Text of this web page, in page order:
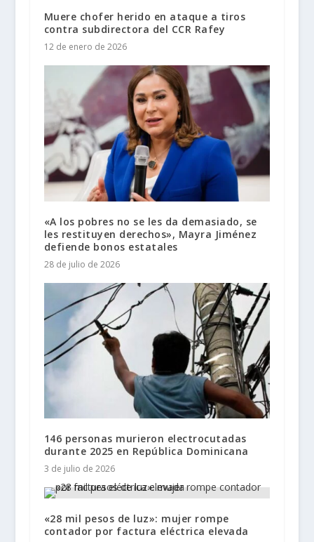
Muere chofer herido en ataque a tiros
contra subdirectora del CCR Rafey
12 de enero de 2026
«A los pobres no se les da demasiado, se
les restituyen derechos», Mayra Jiménez
defiende bonos estatales
28 de julio de 2026
146 personas murieron electrocutadas
durante 2025 en República Dominicana
3 de julio de 2026
«28 mil pesos de luz»: mujer rompe
contador por factura eléctrica elevada